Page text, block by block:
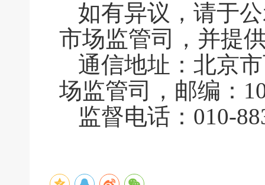
如有异议，请于
市场监管司，并提
通信地址：北京
场监管司，邮编：
监督电话：010-